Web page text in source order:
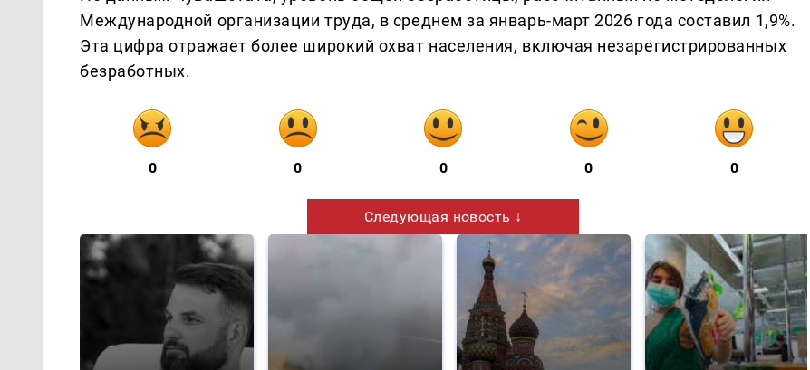
Международной организации труда, в среднем за январь-март 2026 года составил 1,9%.
Эта цифра отражает более широкий охват населения, включая незарегистрированных
безработных.
0 0 0 0 0
Следующая новость ↓